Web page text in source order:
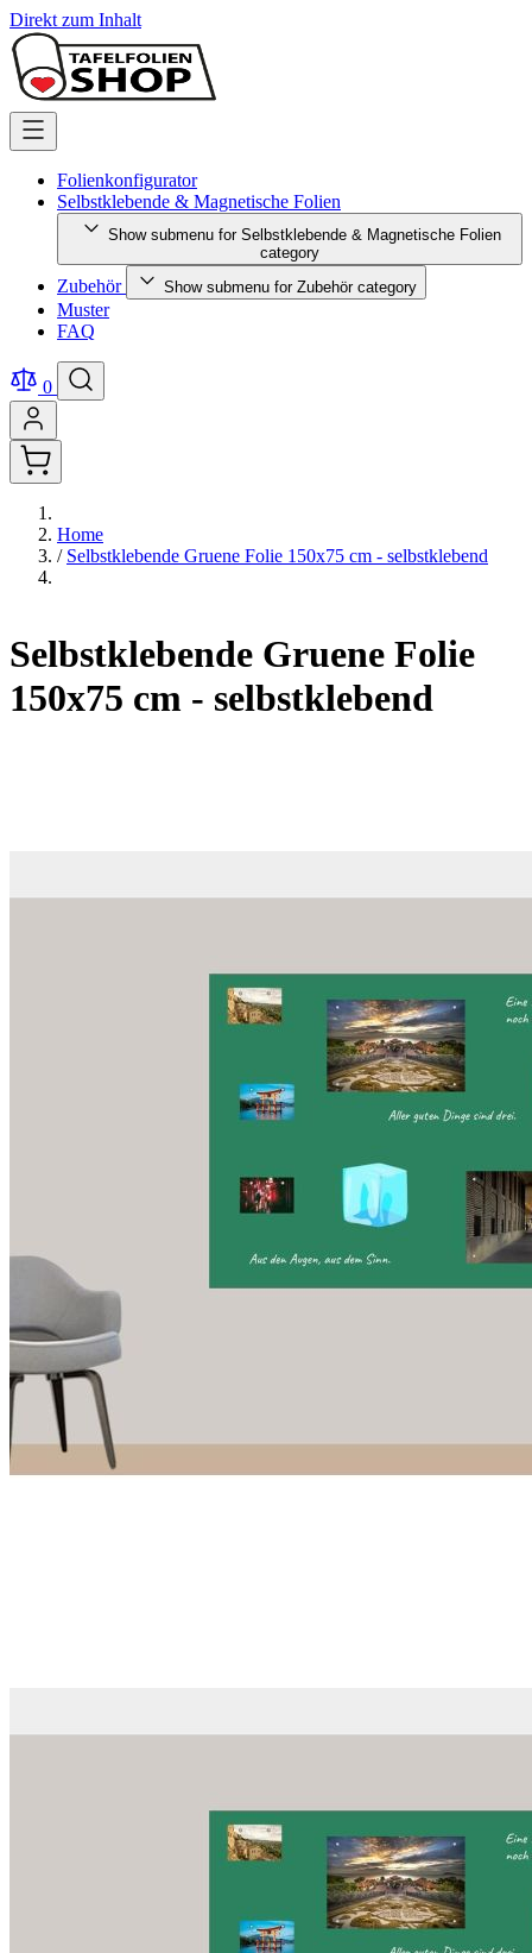
Direkt zum Inhalt
Folienkonfigurator
Selbstklebende & Magnetische Folien
Show submenu for Selbstklebende & Magnetische Folien
category
Zubehör Show submenu for Zubehör category
Muster
FAQ
0
Home
/ Selbstklebende Gruene Folie 150x75 cm - selbstklebend
Selbstklebende Gruene Folie
150x75 cm - selbstklebend